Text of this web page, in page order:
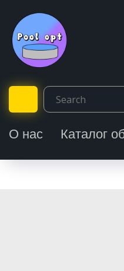
О нас Каталог